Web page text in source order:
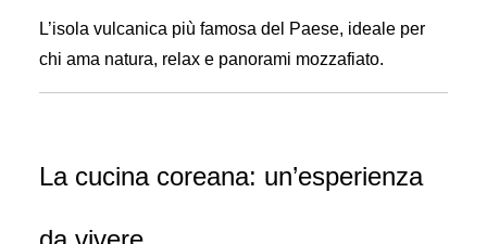
L’isola vulcanica più famosa del Paese, ideale per
chi ama natura, relax e panorami mozzafiato.
La cucina coreana: un’esperienza